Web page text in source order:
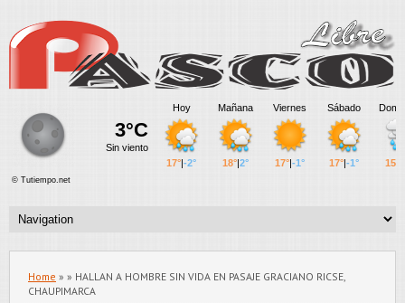
Home » » HALLAN A HOMBRE SIN VIDA EN PASAJE GRACIANO RICSE,
CHAUPIMARCA